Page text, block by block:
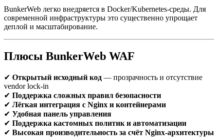
BunkerWeb легко внедряется в Docker/Kubernetes-среды. Для
современной инфраструктуры это существенно упрощает
деплой и масштабирование.
Плюсы BunkerWeb WAF
✔ Открытый исходный код — прозрачность и отсутствие
vendor lock-in
✔ Поддержка сложных правил безопасности
✔ Лёгкая интеграция с Nginx и контейнерами
✔ Удобная панель управления
✔ Поддержка кастомных политик и автоматизации
✔ Высокая производительность за счёт Nginx-архитектуры